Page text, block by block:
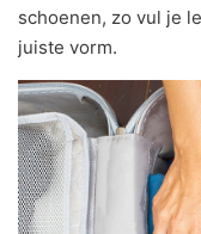
schoenen, zo vul je
juiste vorm.